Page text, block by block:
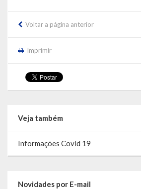
Telefones Úteis
Voltar a página anterior
Imprimir
Veja também
Informações Covid 19
Novidades por E-mail